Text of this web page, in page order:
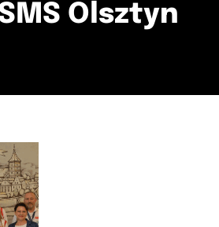
Olsztyn